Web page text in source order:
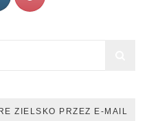
ZIELSKO PRZEZ E-MAIL